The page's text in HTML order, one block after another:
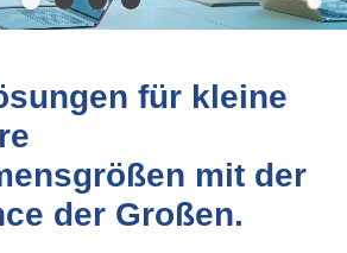
für kleine
mit der
der Großen.